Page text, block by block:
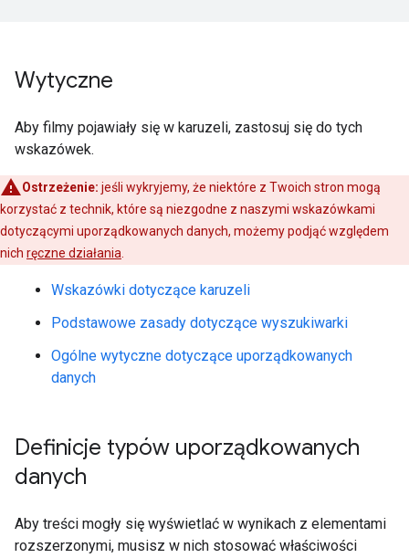
Wytyczne
Aby filmy pojawiały się w karuzeli, zastosuj się do tych
wskazówek.
Ostrzeżenie: jeśli wykryjemy, że niektóre z Twoich stron mogą
korzystać z technik, które są niezgodne z naszymi wskazówkami
dotyczącymi uporządkowanych danych, możemy podjąć względem
nich ręczne działania
Wskazówki dotyczące karuzeli
Podstawowe zasady dotyczące wyszukiwarki
Ogólne wytyczne dotyczące uporządkowanych
danych
Definicje typów uporządkowanych
danych
Aby treści mogły się wyświetlać w wynikach z elementami
rozszerzonymi, musisz w nich stosować właściwości